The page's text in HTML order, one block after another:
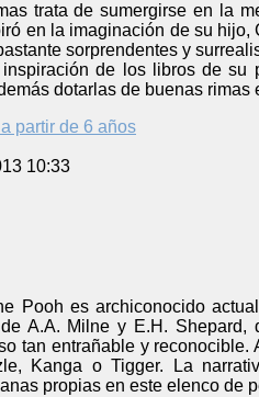
trata de sumergirse en la
en la imaginación de su
sorprendentes y
de los libros de su
dotarlas de buenas rimas
partir de 6 años
10:33
Pooh es archiconocido
A.A. Milne y E.H.
tan entrañable y
Kanga o Tigger. La
propias en este elenco de